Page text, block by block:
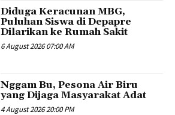
Diduga Keracunan MBG,
Puluhan Siswa di Depapre
Dilarikan ke Rumah Sakit
6 August 2026 07:00 AM
Nggam Bu, Pesona Air Biru
yang Dijaga Masyarakat Adat
4 August 2026 20:00 PM